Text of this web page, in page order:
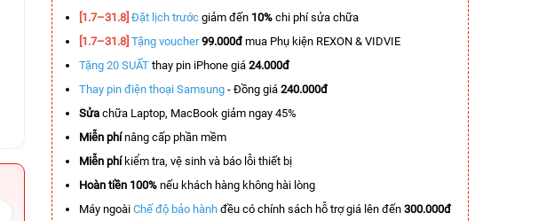
[1.7–31.8] Đặt lịch trước giảm đến 10% chi phí sửa chữa
[1.7–31.8] Tặng voucher 99.000đmua Phụ kiện REXON & VIDVIE
Tặng 20 SUẤT thay pin iPhone giá 24.000đ
Thay pin điện thoại Samsung - Đồng giá 240.000đ
Sửa chữa Laptop, MacBook giảm ngay 45%
Miễn phínâng cấp phần mềm
Miễn phíkiểm tra, vệ sinh và báo lỗi thiết bị
Hoàn tiền 100% nếu khách hàng không hài lòng
Máy ngoài Chế độ bảo hành đều có chính sách hỗ trợ giá lên đến 300.000đ